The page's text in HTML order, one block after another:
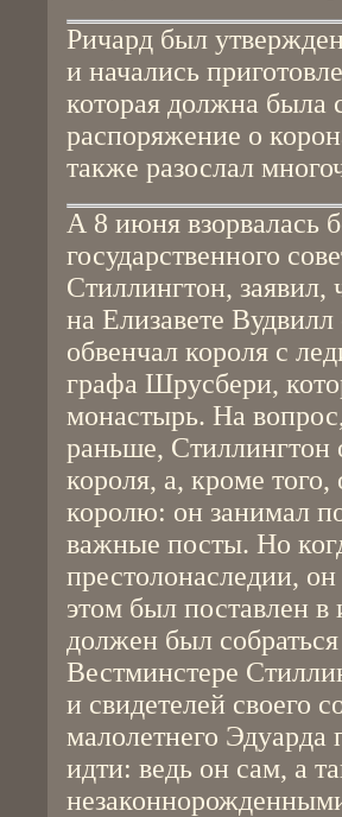
Ричард был
и начались
которая должна была
распоряжение о
также разослал
А 8 июня взорвалась
государственного
Стиллингтон,
на Елизавете
обвенчал короля с
графа Шрусбери,
монастырь. На
раньше, Стиллингтон
короля, а, кроме
королю: он занимал
важные посты. Но
престолонаследии,
этом был поставлен в
должен был
Вестминстере
и свидетелей своего
малолетнего Эдуарда
идти: ведь он сам, а